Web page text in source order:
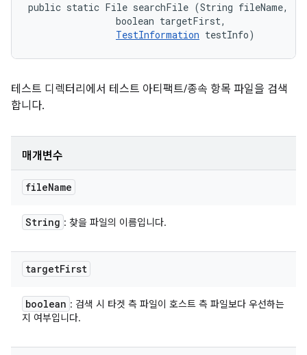
public static File searchFile (String fileName,
                boolean targetFirst,
TestInformation testInfo)
테스트 디렉터리에서 테스트 아티팩트/종속 항목 파일을 검색
합니다.
매개변수
fileName
String : 찾을 파일의 이름입니다.
targetFirst
boolean : 검색 시 타겟 측 파일이 호스트 측 파일보다 우선하는
지 여부입니다.